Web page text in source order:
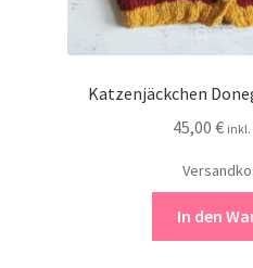
Katzenjäckchen
45,00 € inkl.
In den